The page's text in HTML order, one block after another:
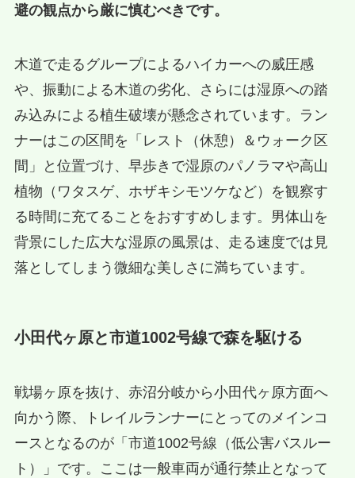
避の観点から厳に慎むべきです。
木道で走るグループによるハイカーへの威圧感
や、振動による木道の劣化、さらには湿原への踏
み込みによる植生破壊が懸念されています。ラン
ナーはこの区間を「レスト（休憩）＆ウォーク区
間」と位置づけ、早歩きで湿原のパノラマや高山
植物（ワタスゲ、ホザキシモツケなど）を観察す
る時間に充てることをおすすめします。男体山を
背景にした広大な湿原の風景は、走る速度では見
落としてしまう微細な美しさに満ちています。
小田代ヶ原と市道1002号線で森を駆ける
戦場ヶ原を抜け、赤沼分岐から小田代ヶ原方面へ
向かう際、トレイルランナーにとってのメインコ
ースとなるのが「市道1002号線（低公害バスルー
ト）」です。ここは一般車両が通行禁止となって